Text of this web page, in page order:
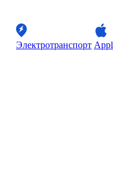
Электротранспорт